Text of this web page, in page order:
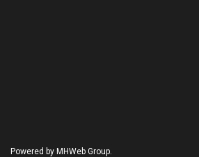
Powered by MHWeb Group.